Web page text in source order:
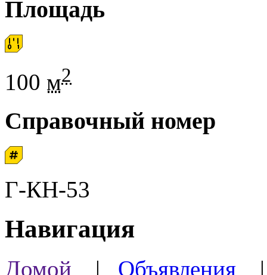
Площадь
100 м2
Справочный номер
Г-КН-53
Навигация
Домой | Объявления